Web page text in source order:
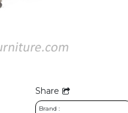
Share
Brand :